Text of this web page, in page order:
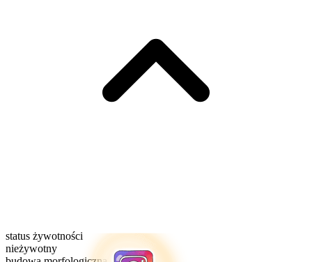
status żywotności
nieżywotny